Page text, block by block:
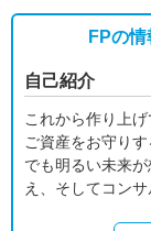
FPの情
自己紹介
これから作り上
ご資産をお守り
でも明るい未来
え、そしてコン